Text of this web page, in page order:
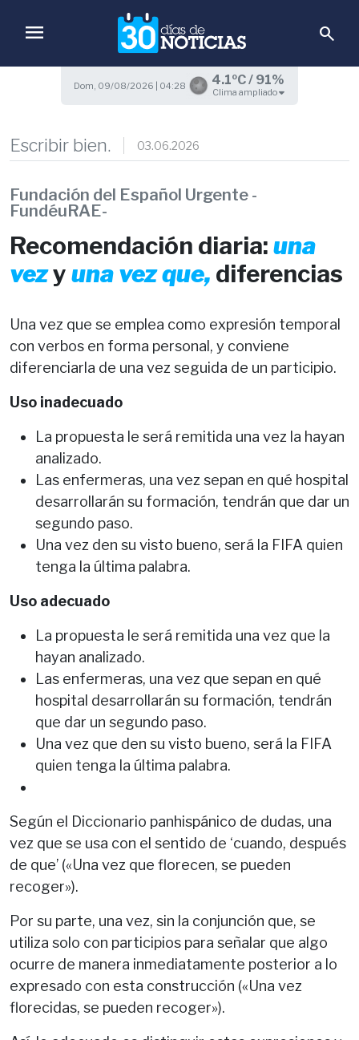
menu search
Dom, 09/08/2026 | 04:28 4.1ºC / 91%
Clima ampliado
Escribir bien. 03.06.2026
Fundación del Español Urgente -
FundéuRAE-
Recomendación diaria:una
vezyuna vez que, diferencias
Una vez que se emplea como expresión temporal
con verbos en forma personal, y conviene
diferenciarla de una vez seguida de un participio.
Uso inadecuado
La propuesta le será remitida una vez la hayan
analizado.
Las enfermeras, una vez sepan en qué hospital
desarrollarán su formación, tendrán que dar un
segundo paso.
Una vez den su visto bueno, será la FIFA quien
tenga la última palabra.
Uso adecuado
La propuesta le será remitida una vez que la
hayan analizado.
Las enfermeras, una vez que sepan en qué
hospital desarrollarán su formación, tendrán
que dar un segundo paso.
Una vez que den su visto bueno, será la FIFA
quien tenga la última palabra.
Según el Diccionario panhispánico de dudas, una
vez que se usa con el sentido de ‘cuando, después
de que’ («Una vez que florecen, se pueden
recoger»).
Por su parte, una vez, sin la conjunción que, se
utiliza solo con participios para señalar que algo
ocurre de manera inmediatamente posterior a lo
expresado con esta construcción («Una vez
florecidas, se pueden recoger»).